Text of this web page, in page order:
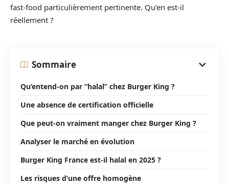
fast-food particulièrement pertinente. Qu’en est-il
réellement ?
Sommaire
Qu’entend-on par “halal” chez Burger King ?
Une absence de certification officielle
Que peut-on vraiment manger chez Burger King ?
Analyser le marché en évolution
Burger King France est-il halal en 2025 ?
Les risques d’une offre homogène